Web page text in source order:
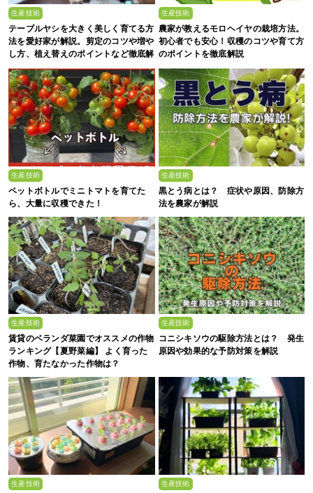
生産技術
テーブルヤシを大きく美しく育てる方
法を愛好家が解説。剪定のコツや増や
し方、植え替えのポイントなど徹底解
剖
生産技術
農家が教えるモロヘイヤの栽培方法。
初心者でも安心！収穫のコツや育て方
のポイントを徹底解説
生産技術
ペットボトルでミニトマトを育てた
ら、大量に収穫できた！
生産技術
黒とう病とは？ 症状や原因、防除方
法を農家が解説
生産技術
賃貸のベランダ菜園でオススメの作物
ランキング【夏野菜編】 よく育った
作物、育たなかった作物は？
生産技術
コニシキソウの駆除方法とは？ 発生
原因や効果的な予防対策を解説
生産技術 生産技術